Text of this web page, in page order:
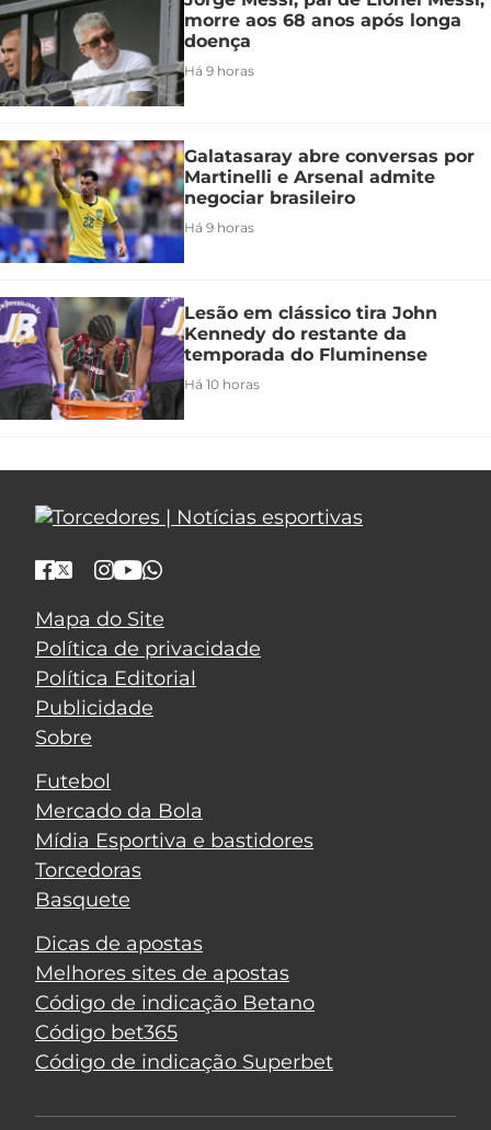
morre aos 68 anos após longa
doença
Há 9 horas
Galatasaray abre conversas por
Martinelli e Arsenal admite
negociar brasileiro
Há 9 horas
Lesão em clássico tira John
Kennedy do restante da
temporada do Fluminense
Há 10 horas
Mapa do Site
Política de privacidade
Política Editorial
Publicidade
Sobre
Futebol
Mercado da Bola
Mídia Esportiva e bastidores
Torcedoras
Basquete
Dicas de apostas
Melhores sites de apostas
Código de indicação Betano
Código bet365
Código de indicação Superbet